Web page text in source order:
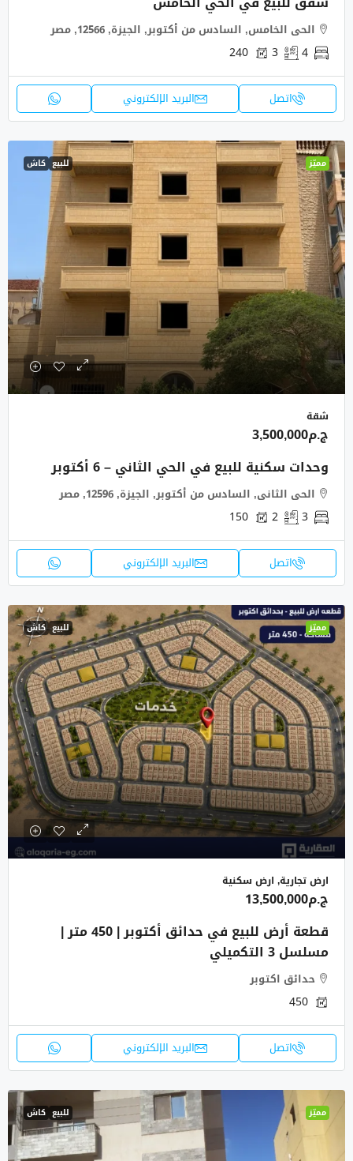
الحى الخامس, السادس من أكتوبر, الجيزة, 12566, مصر
4
3
240
اتصل البريد الإلكتروني
مميّز للبيع كاش
شقة
ج.م3,500,000
وحدات سكنية للبيع في الحي الثاني – 6 أكتوبر
الحى الثانى, السادس من أكتوبر, الجيزة, 12596, مصر
3
2
150
اتصل البريد الإلكتروني
مميّز للبيع كاش
ارض تجارية, ارض سكنية
ج.م13,500,000
قطعة أرض للبيع في حدائق أكتوبر | 450 متر |
مسلسل 3 التكميلي
حدائق اكتوبر
450
اتصل البريد الإلكتروني
مميّز للبيع كاش